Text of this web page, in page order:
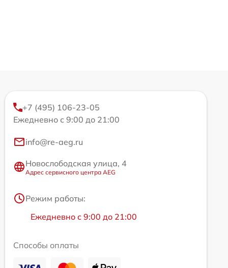
+7 (495) 106-23-05
Ежедневно с 9:00 до 21:00
info@re-aeg.ru
Новослободская улица, 4
Адрес сервисного центра AEG
Режим работы:
Ежедневно с 9:00 до 21:00
Способы оплаты